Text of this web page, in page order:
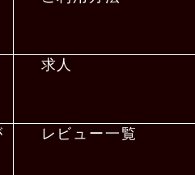
求人
レビュー一覧